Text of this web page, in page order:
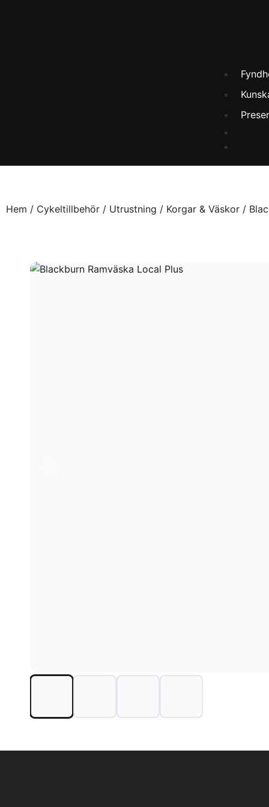
Hem / Cykeltillbehör / Utrustning / Korgar & Väskor /